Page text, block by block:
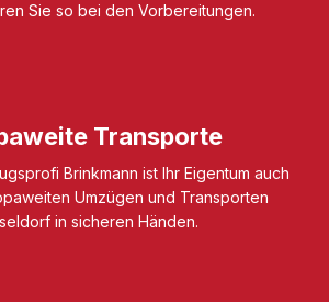
Sie so bei den Vorbereitungen.
Transporte
Brinkmann ist Ihr Eigentum auch
Umzügen und Transporten
in sicheren Händen.